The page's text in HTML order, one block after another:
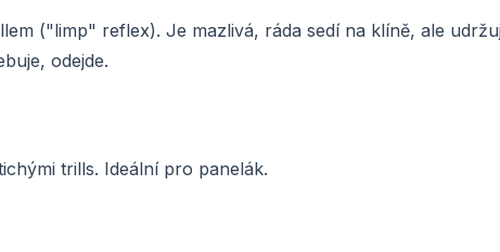
("limp" reflex). Je mazlivá, ráda sedí na klíně, ale
odejde.
trills. Ideální pro panelák.